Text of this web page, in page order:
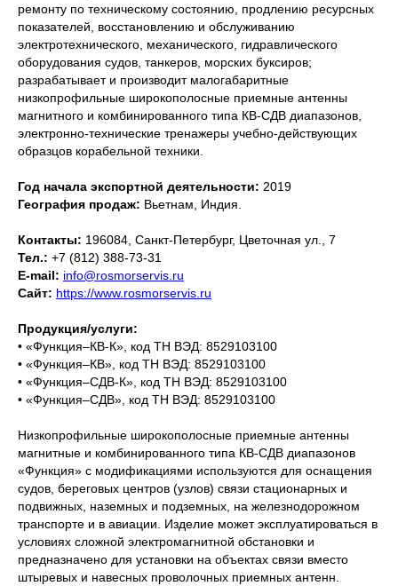
ремонту по техническому состоянию, продлению ресурсных
показателей, восстановлению и обслуживанию
электротехнического, механического, гидравлического
оборудования судов, танкеров, морских буксиров;
разрабатывает и производит малогабаритные
низкопрофильные широкополосные приемные антенны
магнитного и комбинированного типа КВ-СДВ диапазонов,
электронно-технические тренажеры учебно-действующих
образцов корабельной техники.
Год начала экспортной деятельности: 2019
География продаж: Вьетнам, Индия.
Контакты: 196084, Санкт-Петербург, Цветочная ул., 7
Тел.: +7 (812) 388-73-31
E-mail: info@rosmorservis.ru
Сайт: https://www.rosmorservis.ru
Продукция/услуги:
• «Функция–КВ-К», код ТН ВЭД: 8529103100
• «Функция–КВ», код ТН ВЭД: 8529103100
• «Функция–СДВ-К», код ТН ВЭД: 8529103100
• «Функция–СДВ», код ТН ВЭД: 8529103100
Низкопрофильные широкополосные приемные антенны
магнитные и комбинированного типа КВ-СДВ диапазонов
«Функция» с модификациями используются для оснащения
судов, береговых центров (узлов) связи стационарных и
подвижных, наземных и подземных, на железнодорожном
транспорте и в авиации. Изделие может эксплуатироваться в
условиях сложной электромагнитной обстановки и
предназначено для установки на объектах связи вместо
штыревых и навесных проволочных приемных антенн.